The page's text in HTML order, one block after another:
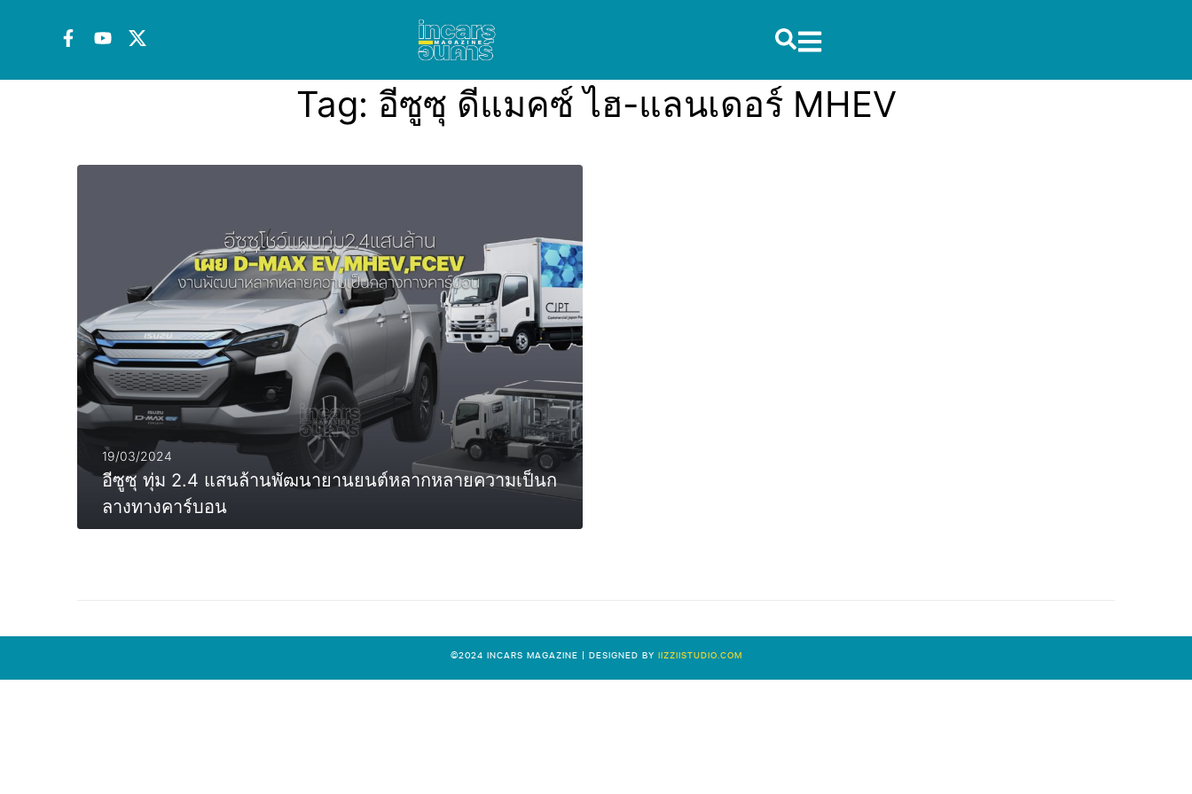
Tag: อีซูซุ ดีแมคซ์ ไฮ-แลนเดอร์ MHEV
19/03/2024
อีซูซุ ทุ่ม 2.4 แสนล้านพัฒนายานยนต์หลากหลายความเป็นก
ลางทางคาร์บอน
©2024 INCARS MAGAZINE | DESIGNED BY IIZZIISTUDIO.COM